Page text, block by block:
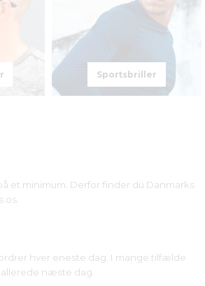
Sportsbriller
et minimum. Derfor finder du Danmarks
os.
hver eneste dag. I mange tilfælde
næste dag.